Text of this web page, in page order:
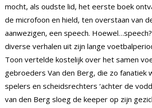
mocht, als oudste lid, het eerste boek
de microfoon en hield, ten overstaan van
aanwezigen, een speech.
diverse verhalen uit zijn lange
Toon vertelde kostelijk over het samen
gebroeders Van den Berg, die zo fanatiek
spelers en scheidsrechters ‘achter de
van den Berg sloeg de keeper op zijn